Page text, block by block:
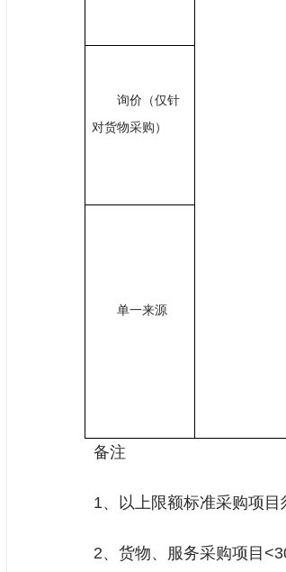
询价 （仅针
对货物采购）
单一来源
备注
1、以上限额标准采购项目
2、货物、服务采购项目